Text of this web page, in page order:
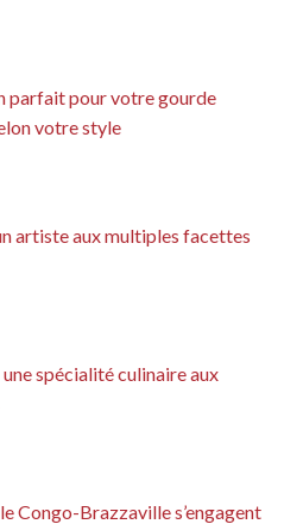
parfait pour votre gourde
votre style
artiste aux multiples facettes
spécialité culinaire aux
Congo-Brazzaville s’engagent